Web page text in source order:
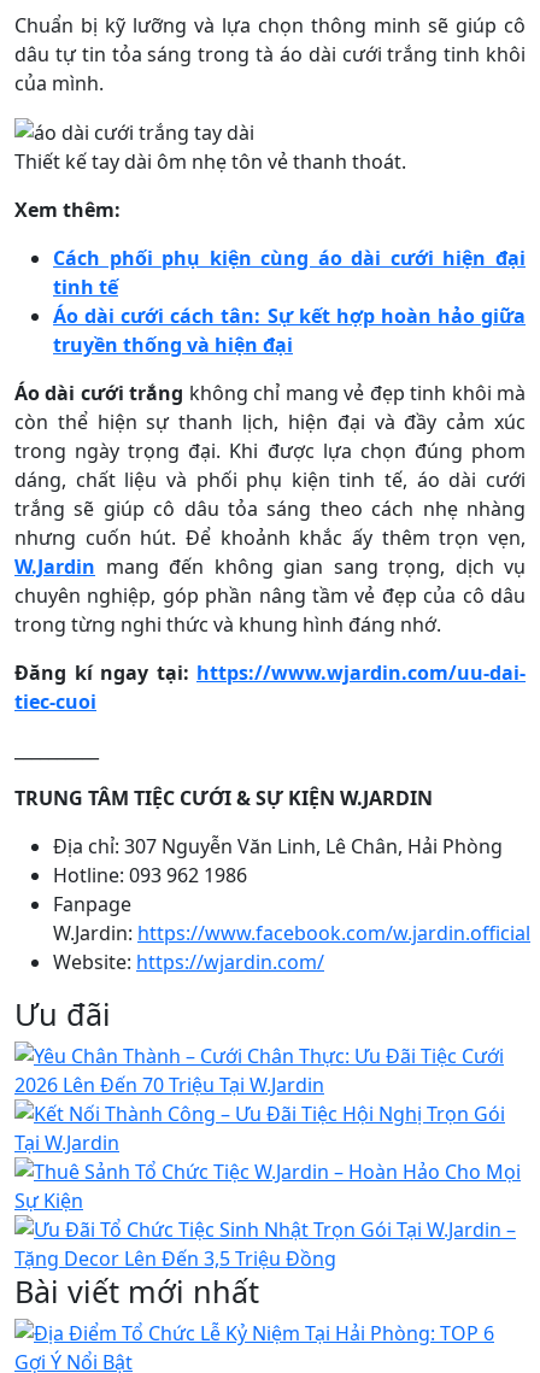
Chuẩn bị kỹ lưỡng và lựa chọn thông minh sẽ giúp cô
dâu tự tin tỏa sáng trong tà áo dài cưới trắng tinh khôi
của mình.
Thiết kế tay dài ôm nhẹ tôn vẻ thanh thoát.
Xem thêm:
Cách phối phụ kiện cùng áo dài cưới hiện đại
tinh tế
Áo dài cưới cách tân: Sự kết hợp hoàn hảo giữa
truyền thống và hiện đại
Áo dài cưới trắng không chỉ mang vẻ đẹp tinh khôi mà
còn thể hiện sự thanh lịch, hiện đại và đầy cảm xúc
trong ngày trọng đại. Khi được lựa chọn đúng phom
dáng, chất liệu và phối phụ kiện tinh tế, áo dài cưới
trắng sẽ giúp cô dâu tỏa sáng theo cách nhẹ nhàng
nhưng cuốn hút. Để khoảnh khắc ấy thêm trọn vẹn,
W.Jardin mang đến không gian sang trọng, dịch vụ
chuyên nghiệp, góp phần nâng tầm vẻ đẹp của cô dâu
trong từng nghi thức và khung hình đáng nhớ.
Đăng kí ngay tại: https://www.wjardin.com/uu-dai-
tiec-cuoi
TRUNG TÂM TIỆC CƯỚI & SỰ KIỆN W.JARDIN
Địa chỉ: 307 Nguyễn Văn Linh, Lê Chân, Hải Phòng
Hotline: 093 962 1986
Fanpage
W.Jardin: https://www.facebook.com/w.jardin.official
Website: https://wjardin.com/
Ưu đãi
Bài viết mới nhất